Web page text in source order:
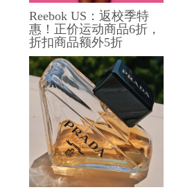
Reebok US：返校季特
惠！正价运动商品6折，
折扣商品额外5折